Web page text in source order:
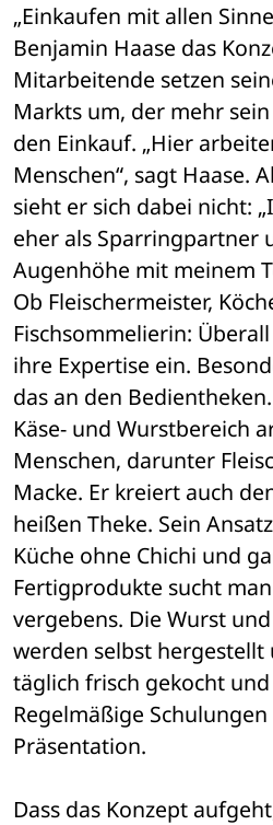
„Einkaufen mit allen
Benjamin Haase das
Mitarbeitende setzen
Markts um, der mehr
den Einkauf. „Hier
Menschen“, sagt Haase.
sieht er sich dabei nicht:
eher als Sparringpartner
Augenhöhe mit meinem
Ob Fleischermeister,
Fischsommelierin:
ihre Expertise ein.
das an den
Käse- und Wurstbereich
Menschen, darunter
Macke. Er kreiert auch
heißen Theke. Sein
Küche ohne Chichi und
Fertigprodukte sucht
vergebens. Die Wurst
werden selbst hergestellt
täglich frisch gekocht
Regelmäßige
Präsentation.